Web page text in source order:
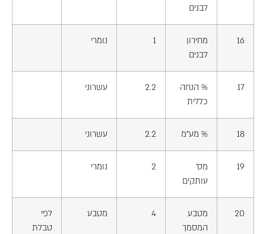
לבנים
16
מחירון
לבנים
1 נומרי
17
% הנחה
כללית
2.2 עשרוני
18 % מע"מ 2.2 עשרוני
19
מס'
עותקים
2 נומרי
20
מטבע
המסמך
4 מטבע
לפי
טבלת